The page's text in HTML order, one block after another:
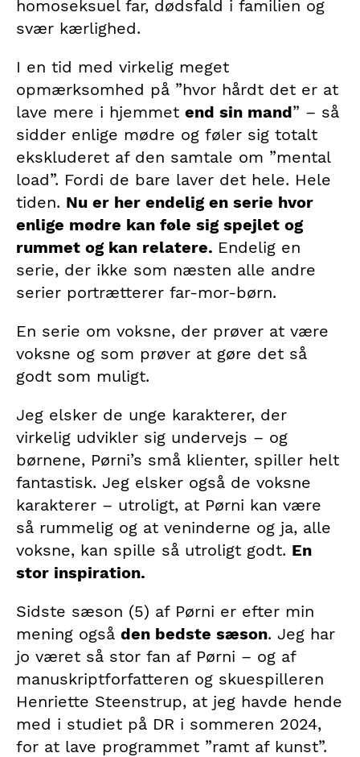
homoseksuel far, dødsfald i familien og
svær kærlighed.
I en tid med virkelig meget
opmærksomhed på ”hvor hårdt det er at
lave mere i hjemmet end sin mand” – så
sidder enlige mødre og føler sig totalt
ekskluderet af den samtale om ”mental
load”. Fordi de bare laver det hele. Hele
tiden. Nu er her endelig en serie hvor
enlige mødre kan føle sig spejlet og
rummet og kan relatere. Endelig en
serie, der ikke som næsten alle andre
serier portrætterer far-mor-børn.
En serie om voksne, der prøver at være
voksne og som prøver at gøre det så
godt som muligt.
Jeg elsker de unge karakterer, der
virkelig udvikler sig undervejs – og
børnene, Pørni’s små klienter, spiller helt
fantastisk. Jeg elsker også de voksne
karakterer – utroligt, at Pørni kan være
så rummelig og at veninderne og ja, alle
voksne, kan spille så utroligt godt. En
stor inspiration.
Sidste sæson (5) af Pørni er efter min
mening også den bedste sæson. Jeg har
jo været så stor fan af Pørni – og af
manuskriptforfatteren og skuespilleren
Henriette Steenstrup, at jeg havde hende
med i studiet på DR i sommeren 2024,
for at lave programmet ”ramt af kunst”.